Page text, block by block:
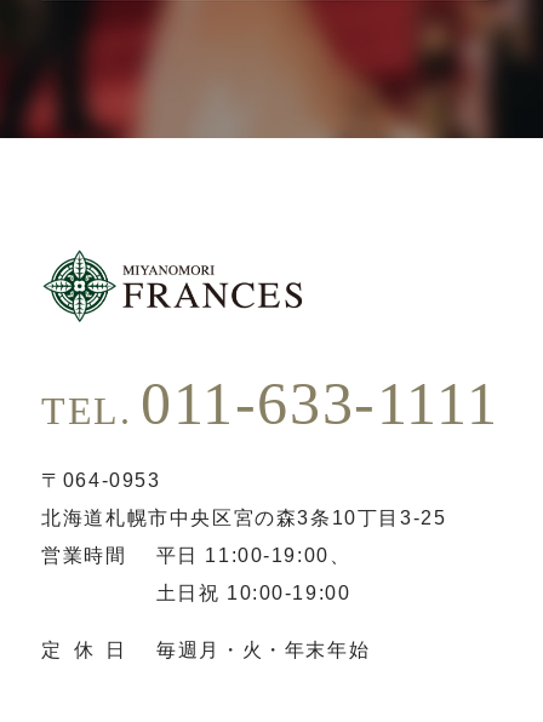
TEL. 011-633-1111
〒064-0953
北海道札幌市中央区宮の森3条10丁目3-25
営業時間
平日 11:00-19:00、
土日祝 10:00-19:00
定休日 毎週月・火・年末年始